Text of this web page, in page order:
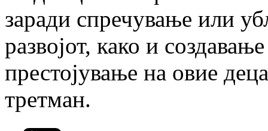
заради спречување или
развојот, како и
престојување на овие
третман.